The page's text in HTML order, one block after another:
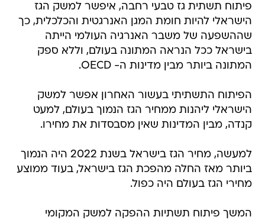
פיתוח תשתית גז טבעי רחבה, איפשר למשק הגז
הישראלי להיות חומת המגן האנרגטית והכלכלית, כך
שההשפעה של משבר האנרגיה העולמי הייתה
בישראל ככל הנראה המתונה בעולם, וללא ספק
המתונה ביותר מבין מדינות ה- OECD.
הפיתוח התשתיתי בעשור האחרון אפשר למשק
הישראלי ליהנות ממחיר הגז הנמוך בעולם, למעט
קנדה, מבין המדינות שאין מסבסדות את מחירו.
למעשה, מחיר הגז בישראל בשנת 2022 היה הנמוך
ביותר מאז החלה מהפכת הגז בישראל, בעוד ממוצע
מחירי הגז בעולם היה כפול.
המשך פיתוח תשתיות ההפקה למשק המקומי